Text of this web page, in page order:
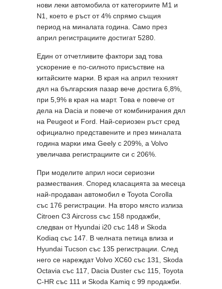
нови леки автомобила от категориите M1 и
N1, което е ръст от 4% спрямо същия
период на миналата година. Само през
април регистрациите достигат 5280.
Един от отчетливите фактори зад това
ускорение е по-силното присъствие на
китайските марки. В края на април техният
дял на българския пазар вече достига 6,8%,
при 5,9% в края на март. Това е повече от
дела на Dacia и повече от комбинирания дял
на Peugeot и Ford. Най-сериозен ръст сред
официално представените и през миналата
година марки има Geely с 209%, а Volvo
увеличава регистрациите си с 206%.
При моделите април носи сериозни
размествания. Според класацията за месеца
най-продаван автомобил е Toyota Corolla
със 176 регистрации. На второ място излиза
Citroen C3 Aircross със 158 продажби,
следван от Hyundai i20 със 148 и Skoda
Kodiaq със 147. В челната петица влиза и
Hyundai Tucson със 135 регистрации. След
него се нареждат Volvo XC60 със 131, Skoda
Octavia със 117, Dacia Duster със 115, Toyota
C-HR със 111 и Skoda Kamiq с 99 продажби.